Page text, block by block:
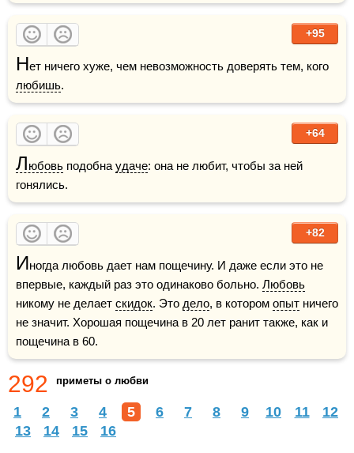
+95
Н
любишь.
+64
Любовь подобна удаче: она не любит, чтобы за ней
гонялись.
+82
Иногда любовь дает нам пощечину. И даже если это не
впервые, каждый раз это одинаково больно. Любовь
никому не делает скидок. Это дело, в котором опыт ничего
не значит. Хорошая пощечина в 20 лет ранит также, как и
пощечина в 60.
292 приметы о любви
1 2 3 4 5 6 7 8 9 10 11
12
13
14 15 16